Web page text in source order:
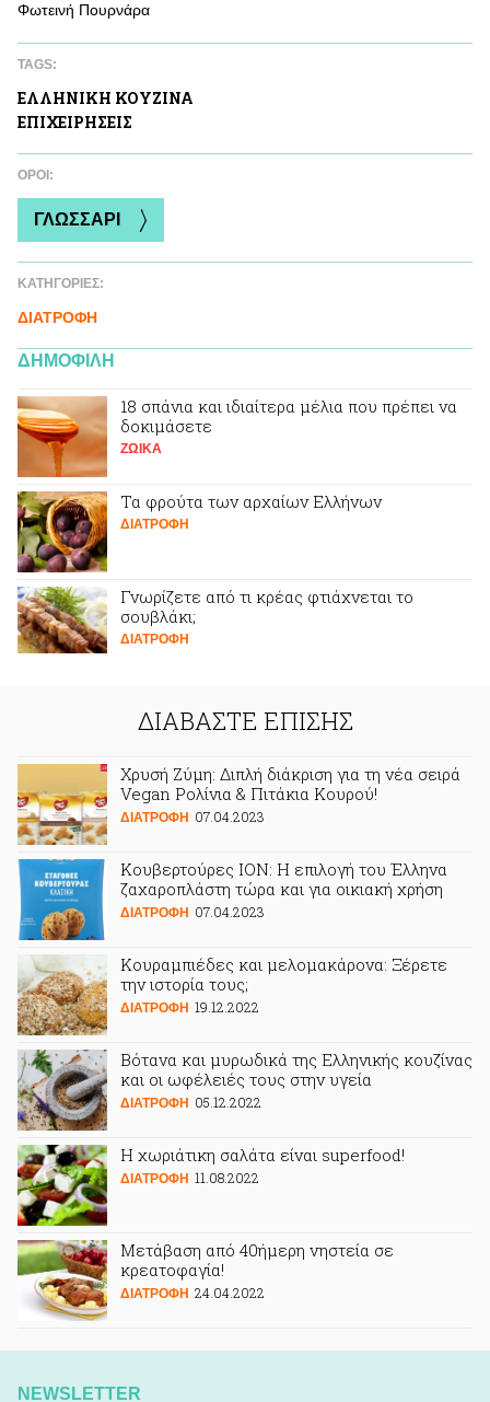
Φωτεινή Πουρνάρα
TAGS:
ΕΛΛΗΝΙΚΗ ΚΟΥΖΙΝΑ
ΕΠΙΧΕΙΡΗΣΕΙΣ
ΌΡΟΙ:
ΓΛΩΣΣΑΡΙ
ΚΑΤΗΓΟΡΙΕΣ:
ΔΙΑΤΡΟΦΗ
ΔΗΜΟΦΙΛΗ
18 σπάνια και ιδιαίτερα μέλια που πρέπει να
δοκιμάσετε
ΖΩΙΚA
Τα φρούτα των αρχαίων Ελλήνων
ΔΙΑΤΡΟΦΗ
Γνωρίζετε από τι κρέας φτιάχνεται το
σουβλάκι;
ΔΙΑΤΡΟΦΗ
ΔΙΑΒΑΣΤΕ ΕΠΙΣΗΣ
Χρυσή Ζύμη: Διπλή διάκριση για τη νέα σειρά
Vegan Ρολίνια & Πιτάκια Κουρού!
ΔΙΑΤΡΟΦΗ 07.04.2023
Κουβερτούρες ΙΟΝ: Η επιλογή του Έλληνα
ζαχαροπλάστη τώρα και για οικιακή χρήση
ΔΙΑΤΡΟΦΗ 07.04.2023
Κουραμπιέδες και μελομακάρονα: Ξέρετε
την ιστορία τους;
ΔΙΑΤΡΟΦΗ 19.12.2022
Βότανα και μυρωδικά της Ελληνικής κουζίνας
και οι ωφέλειές τους στην υγεία
ΔΙΑΤΡΟΦΗ 05.12.2022
Η χωριάτικη σαλάτα είναι superfood!
ΔΙΑΤΡΟΦΗ 11.08.2022
Μετάβαση από 40ήμερη νηστεία σε
κρεατοφαγία!
ΔΙΑΤΡΟΦΗ 24.04.2022
NEWSLETTER